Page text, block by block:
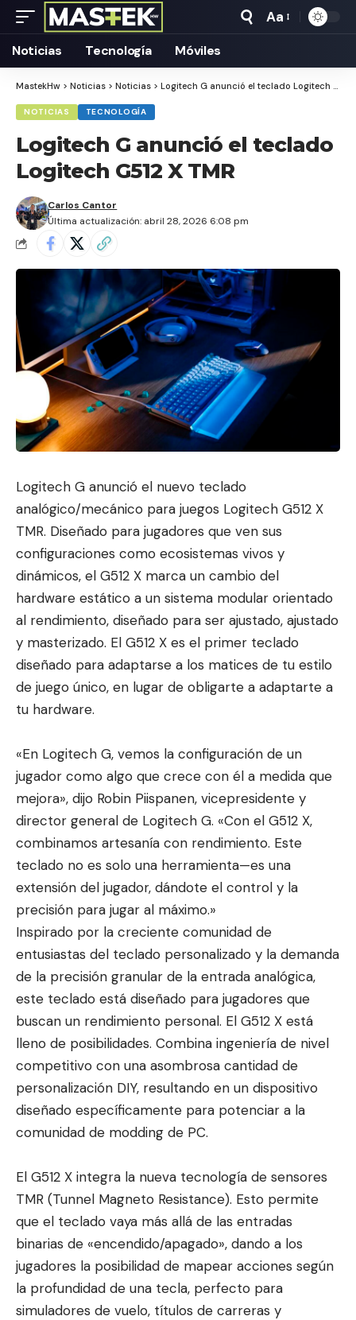
Tamaño
Aa
Noticias Tecnología Móviles
MastekHw > Noticias > Noticias > Logitech G anunció el teclado Logitech G512 X TMR
NOTICIAS TECNOLOGÍA
Logitech G anunció el teclado
Logitech G512 X TMR
Última actualización: abril 28, 2026 6:08 pm
Carlos Cantor
Logitech G anunció el nuevo teclado
analógico/mecánico para juegos Logitech G512 X
TMR. Diseñado para jugadores que ven sus
configuraciones como ecosistemas vivos y
dinámicos, el G512 X marca un cambio del
hardware estático a un sistema modular orientado
al rendimiento, diseñado para ser ajustado, ajustado
y masterizado. El G512 X es el primer teclado
diseñado para adaptarse a los matices de tu estilo
de juego único, en lugar de obligarte a adaptarte a
tu hardware.
«En Logitech G, vemos la configuración de un
jugador como algo que crece con él a medida que
mejora», dijo Robin Piispanen, vicepresidente y
director general de Logitech G. «Con el G512 X,
combinamos artesanía con rendimiento. Este
teclado no es solo una herramienta—es una
extensión del jugador, dándote el control y la
precisión para jugar al máximo.»
Inspirado por la creciente comunidad de
entusiastas del teclado personalizado y la demanda
de la precisión granular de la entrada analógica,
este teclado está diseñado para jugadores que
buscan un rendimiento personal. El G512 X está
lleno de posibilidades. Combina ingeniería de nivel
competitivo con una asombrosa cantidad de
personalización DIY, resultando en un dispositivo
diseñado específicamente para potenciar a la
comunidad de modding de PC.
El G512 X integra la nueva tecnología de sensores
TMR (Tunnel Magneto Resistance). Esto permite
que el teclado vaya más allá de las entradas
binarias de «encendido/apagado», dando a los
jugadores la posibilidad de mapear acciones según
la profundidad de una tecla, perfecto para
simuladores de vuelo, títulos de carreras y